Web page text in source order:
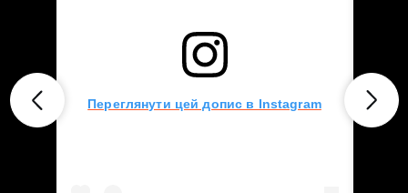
Переглянути цей допис в Instagram